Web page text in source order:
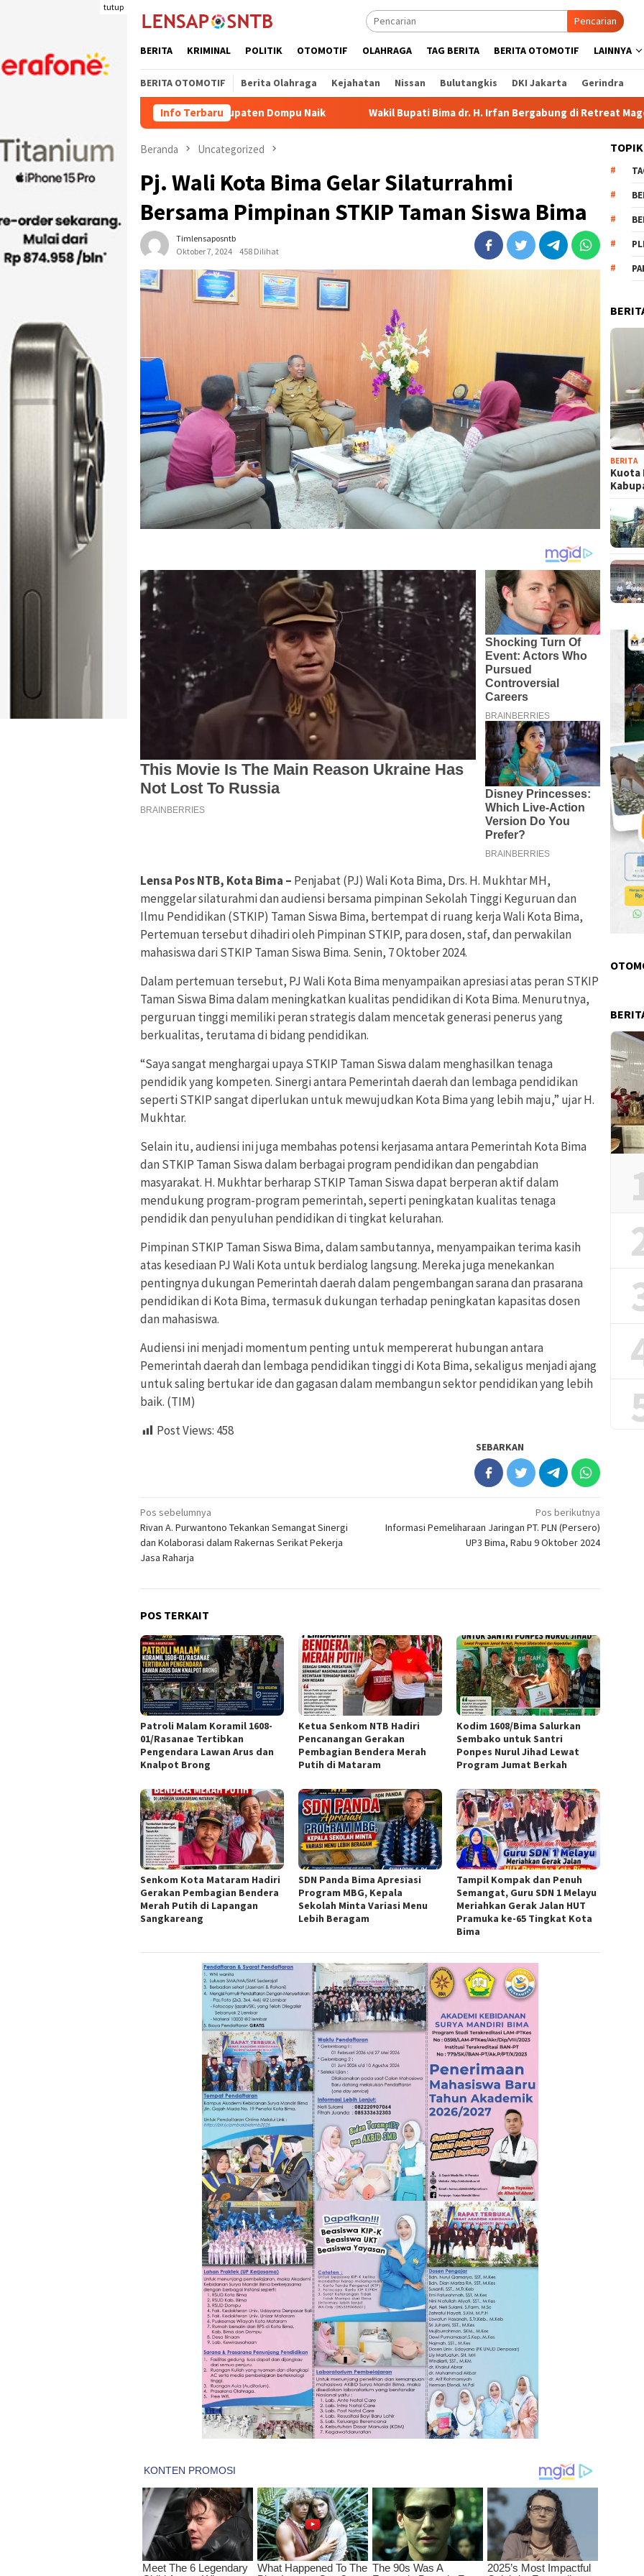
tutup
Pencarian
BERITA KRIMINAL POLITIK OTOMOTIF OLAHRAGA TAG BERITA BERITA OTOMOTIF LAINNYA
BERITA OTOMOTIF Berita Olahraga Kejahatan Nissan Bulutangkis DKI Jakarta Gerindra
Info Terbaru
Ternak Potong Kabupaten Dompu Naik Wakil Bupati Bima dr. H. Irfan Bergabung di Retreat Magelang Rutan
Beranda Uncategorized
Pj. Wali Kota Bima Gelar Silaturrahmi
Bersama Pimpinan STKIP Taman Siswa Bima
Timlensaposntb
Oktober 7, 2024
458 Dilihat
Lensa Pos NTB, Kota Bima – Penjabat (PJ) Wali Kota Bima, Drs. H. Mukhtar MH,
menggelar silaturahmi dan audiensi bersama pimpinan Sekolah Tinggi Keguruan dan
Ilmu Pendidikan (STKIP) Taman Siswa Bima, bertempat di ruang kerja Wali Kota Bima,
Pertemuan tersebut dihadiri oleh Pimpinan STKIP, para dosen, staf, dan perwakilan
mahasiswa dari STKIP Taman Siswa Bima. Senin, 7 Oktober 2024.
Dalam pertemuan tersebut, PJ Wali Kota Bima menyampaikan apresiasi atas peran STKIP
Taman Siswa Bima dalam meningkatkan kualitas pendidikan di Kota Bima. Menurutnya,
perguruan tinggi memiliki peran strategis dalam mencetak generasi penerus yang
berkualitas, terutama di bidang pendidikan.
“Saya sangat menghargai upaya STKIP Taman Siswa dalam menghasilkan tenaga
pendidik yang kompeten. Sinergi antara Pemerintah daerah dan lembaga pendidikan
seperti STKIP sangat diperlukan untuk mewujudkan Kota Bima yang lebih maju,” ujar H.
Mukhtar.
Selain itu, audiensi ini juga membahas potensi kerjasama antara Pemerintah Kota Bima
dan STKIP Taman Siswa dalam berbagai program pendidikan dan pengabdian
masyarakat. H. Mukhtar berharap STKIP Taman Siswa dapat berperan aktif dalam
mendukung program-program pemerintah, seperti peningkatan kualitas tenaga
pendidik dan penyuluhan pendidikan di tingkat kelurahan.
Pimpinan STKIP Taman Siswa Bima, dalam sambutannya, menyampaikan terima kasih
atas kesediaan PJ Wali Kota untuk berdialog langsung. Mereka juga menekankan
pentingnya dukungan Pemerintah daerah dalam pengembangan sarana dan prasarana
pendidikan di Kota Bima, termasuk dukungan terhadap peningkatan kapasitas dosen
dan mahasiswa.
Audiensi ini menjadi momentum penting untuk mempererat hubungan antara
Pemerintah daerah dan lembaga pendidikan tinggi di Kota Bima, sekaligus menjadi ajang
untuk saling bertukar ide dan gagasan dalam membangun sektor pendidikan yang lebih
baik. (TIM)
Post Views: 458
SEBARKAN
Navigasi
pos
Pos sebelumnya
Rivan A. Purwantono Tekankan Semangat Sinergi
dan Kolaborasi dalam Rakernas Serikat Pekerja
Jasa Raharja
Pos berikutnya
Informasi Pemeliharaan Jaringan PT. PLN (Persero)
UP3 Bima, Rabu 9 Oktober 2024
POS TERKAIT
Patroli Malam Koramil 1608-
01/Rasanae Tertibkan
Pengendara Lawan Arus dan
Knalpot Brong
Ketua Senkom NTB Hadiri
Pencanangan Gerakan
Pembagian Bendera Merah
Putih di Mataram
Kodim 1608/Bima Salurkan
Sembako untuk Santri
Ponpes Nurul Jihad Lewat
Program Jumat Berkah
Senkom Kota Mataram Hadiri
Gerakan Pembagian Bendera
Merah Putih di Lapangan
Sangkareang
SDN Panda Bima Apresiasi
Program MBG, Kepala
Sekolah Minta Variasi Menu
Lebih Beragam
Tampil Kompak dan Penuh
Semangat, Guru SDN 1 Melayu
Meriahkan Gerak Jalan HUT
Pramuka ke-65 Tingkat Kota
Bima
BERITA
Kuota